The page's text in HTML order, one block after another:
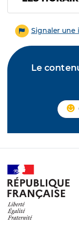
Signaler une
Le